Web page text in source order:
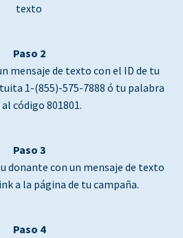
texto
Paso 2
mensaje de texto con el ID de tu
1-(855)-575-7888 ó tu palabra
código 801801.
Paso 3
donante con un mensaje de texto
a la página de tu campaña.
Paso 4